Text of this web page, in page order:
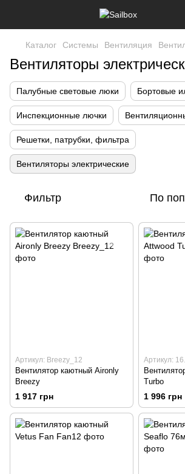
Каталог Системы Вентиляция
Вентиляторы
Палубные световые люки Бортовые
Инспекционные лючки
Решетки, патрубки, фильтра
Вентиляторы электрические
Фильтр По
Артикул: Breezy_12
Вентилятор каютный Aironly
Breezy
1 917 грн
Артикул:
Turbo
1 996 грн